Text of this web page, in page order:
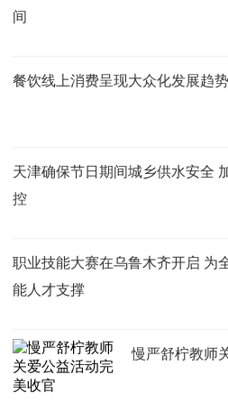
间
餐饮线上消费呈现大众化发展趋
天津确保节日期间城乡供水安全
控
职业技能大赛在乌鲁木齐开启 为
能人才支撑
慢严舒柠教师